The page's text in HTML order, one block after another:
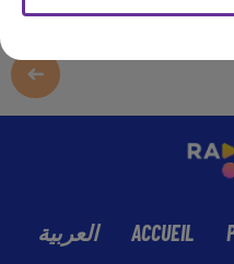
العربية ACCUEIL